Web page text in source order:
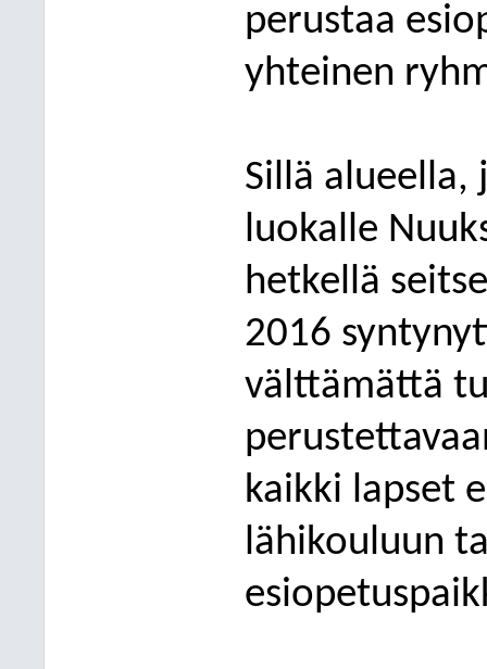
perustaa
yhteinen
Sillä alueella,
luokalle
hetkellä
2016
välttämättä
kaikki lapset
lähikouluun